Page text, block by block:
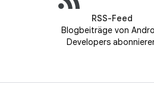
RSS-Feed
Blogbeiträge von
Developers